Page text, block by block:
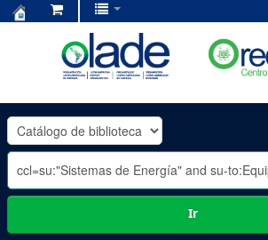
OLADE
-
Ir